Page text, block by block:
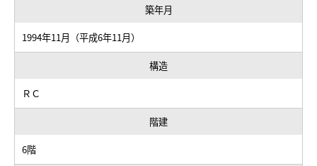
築年月
1994年11月（平成6年11月）
構造
ＲＣ
階建
6階